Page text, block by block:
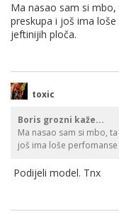
Ma nasao sam si
preskupa i još ima
jeftinijih ploča.
toxic
Boris grozni kaže...
Ma nasao sam si mbo,
još ima loše
Podijeli model. Tnx